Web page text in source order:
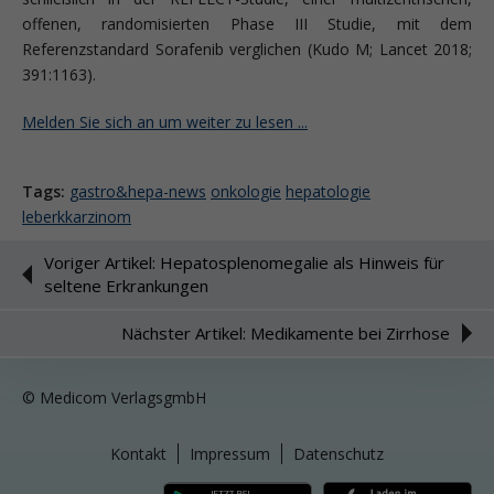
offenen, randomisierten Phase III Studie, mit dem
Referenzstandard Sorafenib verglichen (Kudo M; Lancet 2018;
391:1163).
Melden Sie sich an um weiter zu lesen ...
Tags: gastro&hepa-news onkologie hepatologie
leberkkarzinom
Voriger Artikel: Hepatosplenomegalie als Hinweis für
seltene Erkrankungen
Nächster Artikel: Medikamente bei Zirrhose
© Medicom VerlagsgmbH
Kontakt Impressum Datenschutz